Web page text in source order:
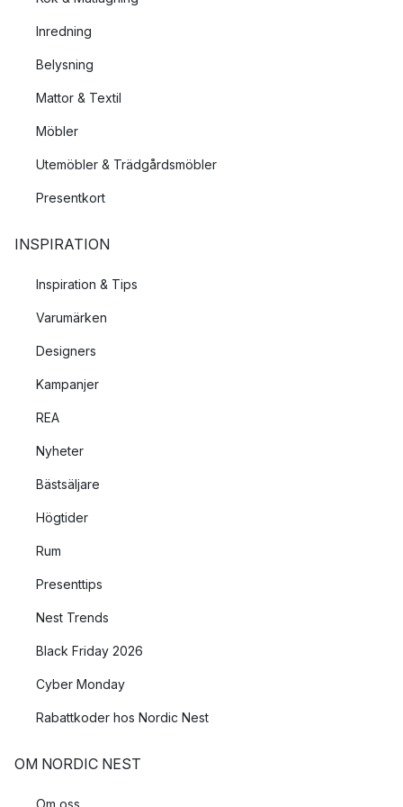
gåva till någon du vill visa uppskattning med en lyxig present
Inredning
Belysning
Mattor & Textil
Möbler
Utemöbler & Trädgårdsmöbler
Presentkort
INSPIRATION
Inspiration & Tips
Varumärken
Designers
Kampanjer
REA
Nyheter
Bästsäljare
Högtider
Rum
Presenttips
Nest Trends
Black Friday 2026
Cyber Monday
Rabattkoder hos Nordic Nest
OM NORDIC NEST
Om oss